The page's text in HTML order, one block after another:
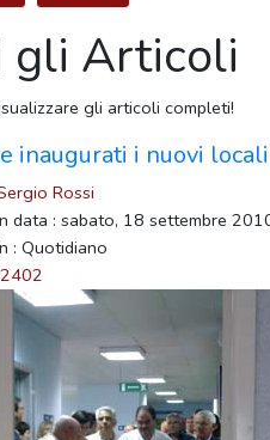
gli Articoli
gli articoli completi!
inaugurati i nuovi
Rossi
data : sabato, 18 settembre
: Quotidiano
2402